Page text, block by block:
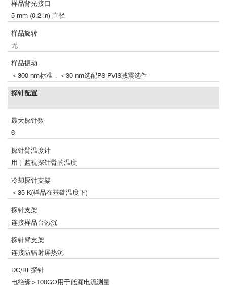
样品背光接口
5 mm (0.2 in) 直径
样品旋转
无
样品振动
＜300 nm标准，＜30 nm选配PS-PVIS减震选件
探针配置
最大探针数
6
探针臂温度计
用于监视探针臂的温度
冷却探针支架
＜35 K(样品在基础温度下)
探针支架
连接样品台热沉
探针臂支架
连接防辐射屏热沉
DC/RF探针
电绝缘>100GΩ用于低漏电流测量